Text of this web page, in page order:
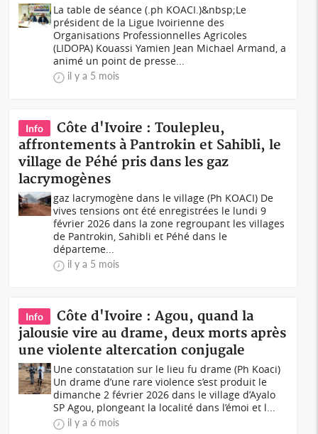
La table de séance (.ph KOACI.)&nbsp;Le
président de la Ligue Ivoirienne des
Organisations Professionnelles Agricoles
(LIDOPA) Kouassi Yamien Jean Michael Armand, a
animé un point de presse...
il y a 5 mois
Info
Côte d'Ivoire : Toulepleu,
affrontements à Pantrokin et Sahibli, le
village de Péhé pris dans les gaz
lacrymogènes
gaz lacrymogène dans le village (Ph KOACI) De
vives tensions ont été enregistrées le lundi 9
février 2026 dans la zone regroupant les villages
de Pantrokin, Sahibli et Péhé dans le
départeme...
il y a 5 mois
Info
Côte d'Ivoire : Agou, quand la
jalousie vire au drame, deux morts après
une violente altercation conjugale
Une constatation sur le lieu fu drame (Ph Koaci)
Un drame d’une rare violence s’est produit le
dimanche 2 février 2026 dans le village d’Ayalo
SP Agou, plongeant la localité dans l’émoi et l...
il y a 6 mois